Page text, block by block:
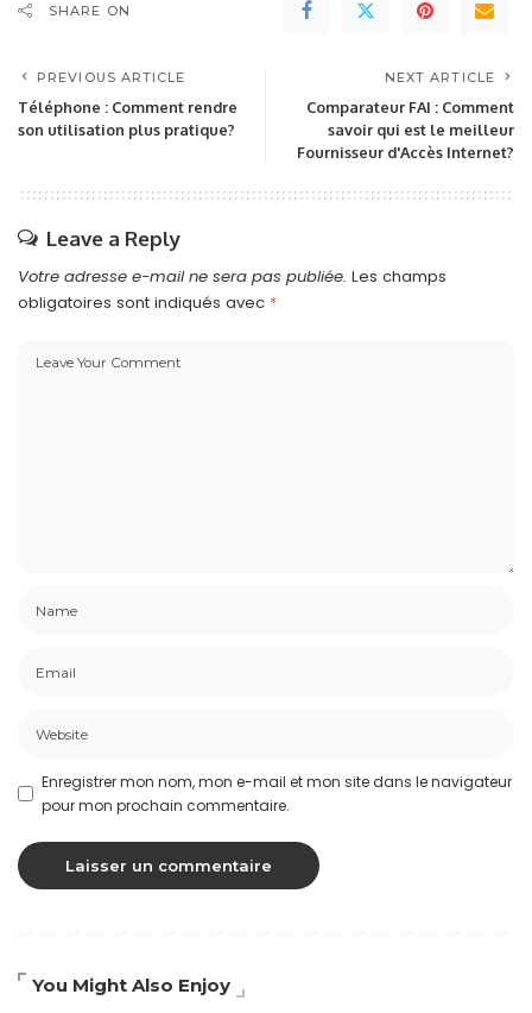
SHARE ON
PREVIOUS ARTICLE
Téléphone : Comment rendre
son utilisation plus pratique?
NEXT ARTICLE
Comparateur FAI : Comment
savoir qui est le meilleur
Fournisseur d'Accès Internet?
Leave a Reply
Votre adresse e-mail ne sera pas publiée. Les champs
obligatoires sont indiqués avec *
Enregistrer mon nom, mon e-mail et mon site dans le navigateur
pour mon prochain commentaire.
You Might Also Enjoy